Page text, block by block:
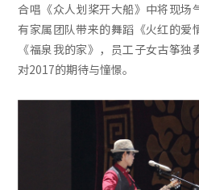
合唱《众人划桨开大船》中将现场
有家属团队带来的舞蹈《火红的爱
《福泉我的家》，员工子女古筝
对2017的期待与憧憬。